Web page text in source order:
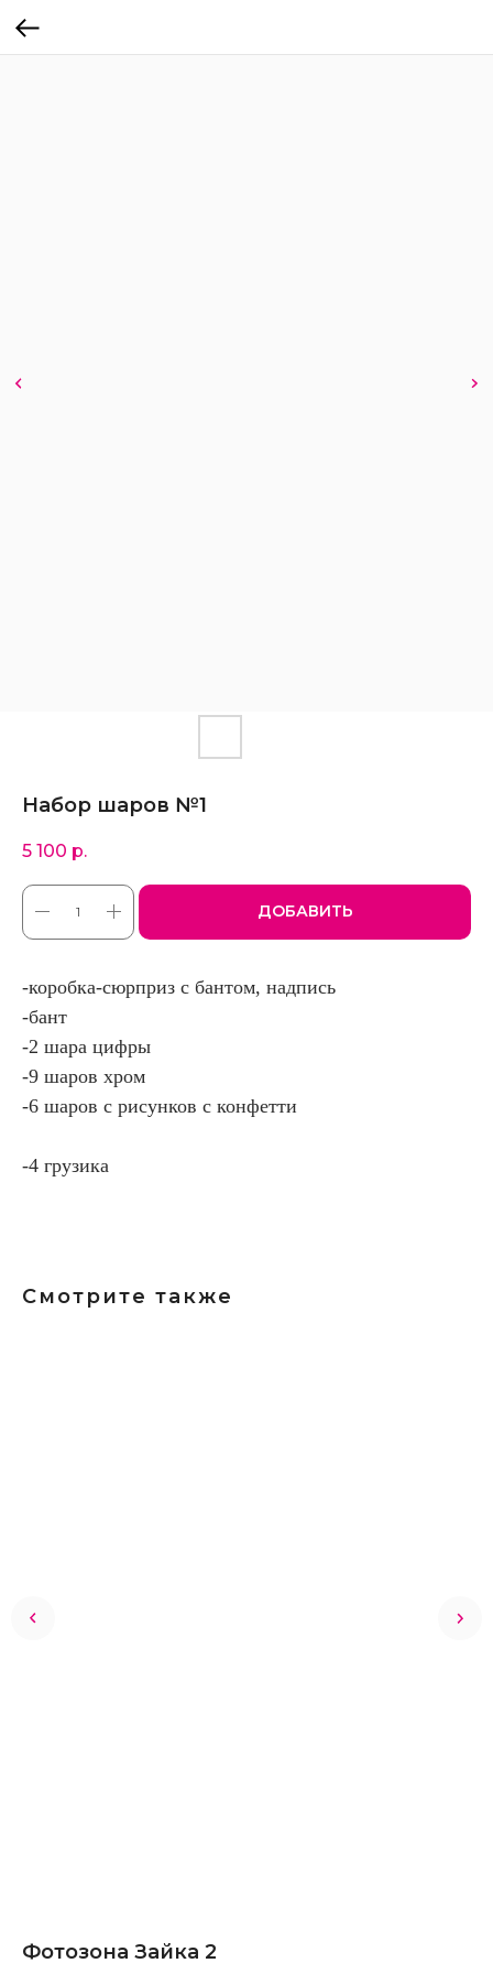
Набор шаров №1
5 100 р.
ДОБАВИТЬ
-коробка-сюрприз с бантом, надпись
-бант
-2 шара цифры
-9 шаров хром
-6 шаров с рисунков с конфетти
-4 грузика
Смотрите также
Фотозона Зайка 2